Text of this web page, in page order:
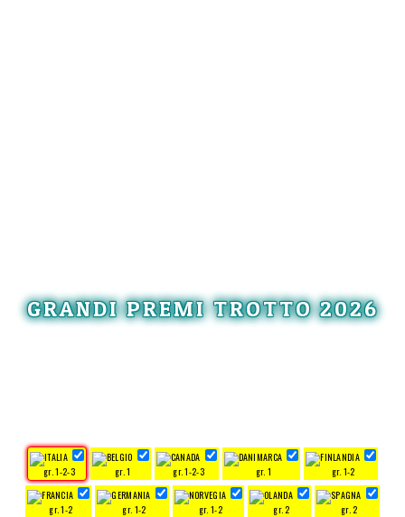
GRANDI PREMI TROTTO 2026
gr. 1-2-3 gr. 1 gr. 1-2-3 gr. 1 gr. 1-2
gr. 1-2 gr. 1-2 gr. 1-2 gr. 2 gr. 2